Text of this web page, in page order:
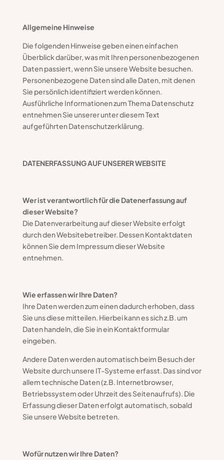
Allgemeine Hinweise
Die folgenden Hinweise geben einen einfachen
Überblick darüber, was mit Ihren personenbezogenen
Daten passiert, wenn Sie unsere Website besuchen.
Personenbezogene Daten sind alle Daten, mit denen
Sie persönlich identifiziert werden können.
Ausführliche Informationen zum Thema Datenschutz
entnehmen Sie unserer unter diesem Text
aufgeführten Datenschutzerklärung.
DATENERFASSUNG AUF UNSERER WEBSITE
Wer ist verantwortlich für die Datenerfassung auf
dieser Website?
Die Datenverarbeitung auf dieser Website erfolgt
durch den Websitebetreiber. Dessen Kontaktdaten
können Sie dem Impressum dieser Website
entnehmen.
Wie erfassen wir Ihre Daten?
Ihre Daten werden zum einen dadurch erhoben, dass
Sie uns diese mitteilen. Hierbei kann es sich z.B. um
Daten handeln, die Sie in ein Kontaktformular
eingeben.
Andere Daten werden automatisch beim Besuch der
Website durch unsere IT-Systeme erfasst. Das sind vor
allem technische Daten (z.B. Internetbrowser,
Betriebssystem oder Uhrzeit des Seitenaufrufs). Die
Erfassung dieser Daten erfolgt automatisch, sobald
Sie unsere Website betreten.
Wofür nutzen wir Ihre Daten?